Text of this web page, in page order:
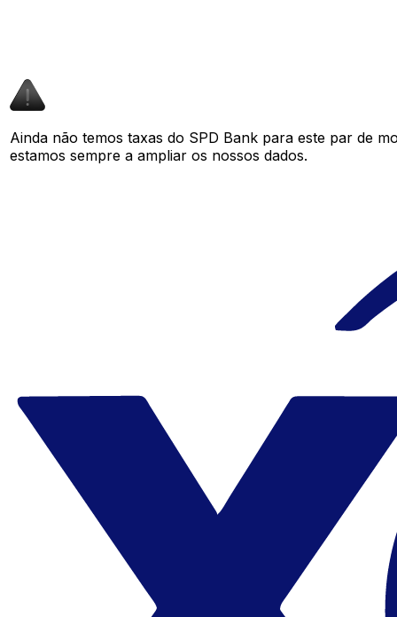
Ainda não temos taxas do SPD Bank para este par de
estamos sempre a ampliar os nossos dados.